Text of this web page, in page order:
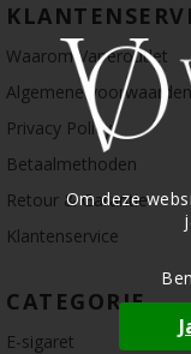
Om deze
Waarom Vaperoutlet
Algemene voorwaarden
Privacy Policy
Betaalmethoden
Retour & Garantie
Klantenservice
CATEGORIE
E-sigaret